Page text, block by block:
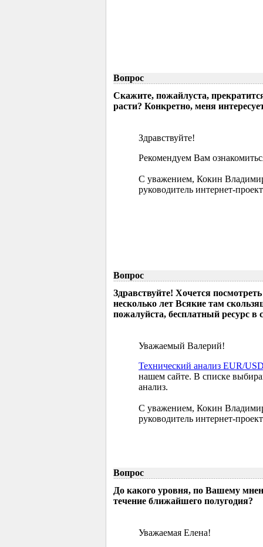
Вопрос
Скажите, пожайлуста,
расти? Конкретно, меня
Здравствуйте!
Рекомендуем Вам
С уважением, Кокин
руководитель интернет-
Вопрос
Здравствуйте! Хочется
несколько лет Всякие там
пожалуйста, бесплатный ресурс в
Уважаемый Валерий!
Технический анализ EUR/
нашем сайте. В списке
анализ.
С уважением, Кокин
руководитель интернет-
Вопрос
До какого уровня, по Вашему
течение ближайшего полугодия?
Уважаемая Елена!